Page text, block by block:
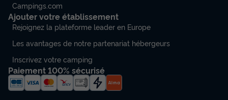
Campings.com
Ajouter votre établissement
Rejoignez la plateforme leader en Europe
Les avantages de notre partenariat hébergeurs
Inscrivez votre camping
Paiement 100% sécurisé